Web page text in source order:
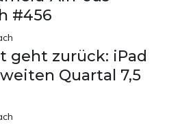
#456
geht zurück: iPad
Quartal 7,5